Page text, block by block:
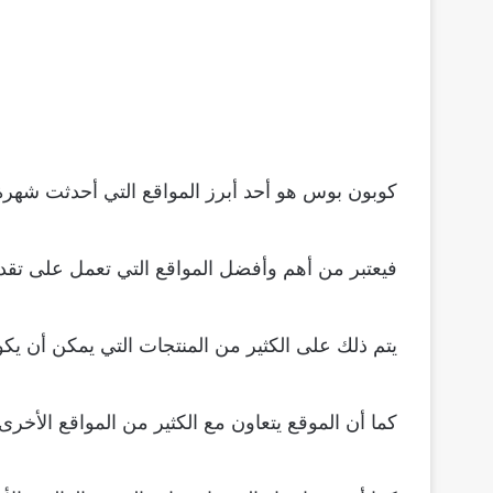
كوبون بوس هو أحد أبرز المواقع التي أحدثت شهرة
فيعتبر من أهم وأفضل المواقع التي تعمل على
يتم ذلك على الكثير من المنتجات التي يمكن أن
كما أن الموقع يتعاون مع الكثير من المواقع